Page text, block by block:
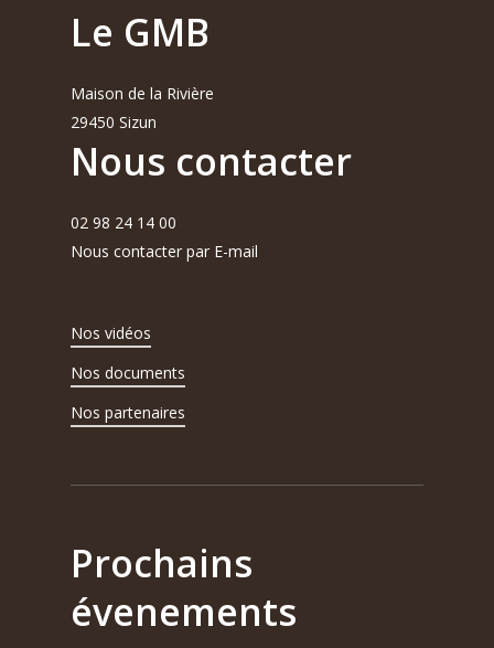
Le GMB
Maison de la Rivière
29450 Sizun
Nous contacter
02 98 24 14 00
Nous contacter par E-mail
Nos vidéos
Nos documents
Nos partenaires
Prochains
évenements